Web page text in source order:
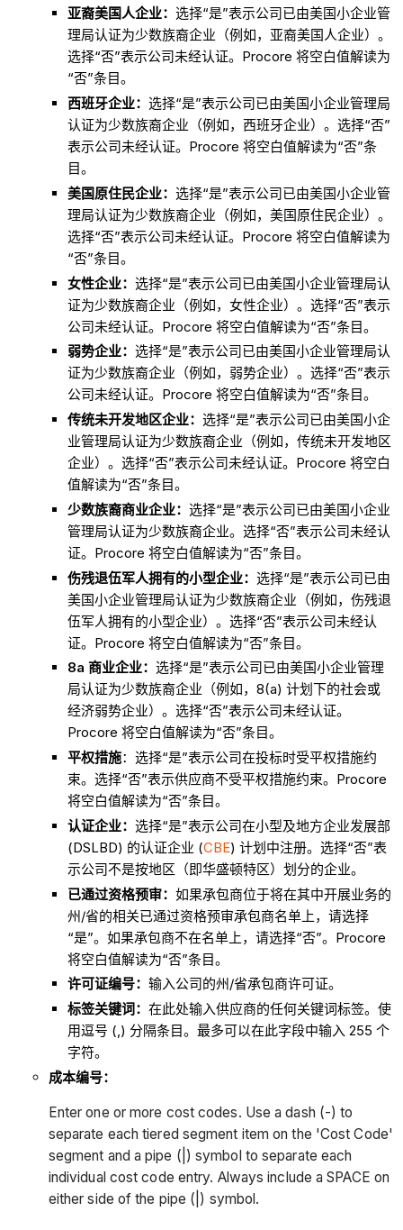
亚裔美国人企业： 选择“是”表示公司已由美国小企业管
理局认证为少数族裔企业（例如，亚裔美国人企业）。
选择“否”表示公司未经认证。Procore 将空白值解读为
“否”条目。
西班牙企业： 选择“是”表示公司已由美国小企业管理局
认证为少数族裔企业（例如，西班牙企业）。选择“否”
表示公司未经认证。Procore 将空白值解读为“否”条
目。
美国原住民企业： 选择“是”表示公司已由美国小企业管
理局认证为少数族裔企业（例如，美国原住民企业）。
选择“否”表示公司未经认证。Procore 将空白值解读为
“否”条目。
女性企业： 选择“是”表示公司已由美国小企业管理局认
证为少数族裔企业（例如，女性企业）。选择“否”表示
公司未经认证。Procore 将空白值解读为“否”条目。
弱势企业： 选择“是”表示公司已由美国小企业管理局认
证为少数族裔企业（例如，弱势企业）。选择“否”表示
公司未经认证。Procore 将空白值解读为“否”条目。
传统未开发地区企业： 选择“是”表示公司已由美国小企
业管理局认证为少数族裔企业（例如，传统未开发地区
企业）。选择“否”表示公司未经认证。Procore 将空白
值解读为“否”条目。
少数族裔商业企业： 选择“是”表示公司已由美国小企业
管理局认证为少数族裔企业。选择“否”表示公司未经认
证。Procore 将空白值解读为“否”条目。
伤残退伍军人拥有的小型企业： 选择“是”表示公司已由
美国小企业管理局认证为少数族裔企业（例如，伤残退
伍军人拥有的小型企业）。选择“否”表示公司未经认
证。Procore 将空白值解读为“否”条目。
8a 商业企业： 选择“是”表示公司已由美国小企业管理
局认证为少数族裔企业（例如，8(a) 计划下的社会或
经济弱势企业）。选择“否”表示公司未经认证。
Procore 将空白值解读为“否”条目。
平权措施：选择“是”表示公司在投标时受平权措施约
束。选择“否”表示供应商不受平权措施约束。Procore
将空白值解读为“否”条目。
认证企业： 选择“是”表示公司在小型及地方企业发展部
(DSLBD) 的认证企业 (CBE) 计划中注册。选择“否”表
示公司不是按地区（即华盛顿特区）划分的企业。
已通过资格预审： 如果承包商位于将在其中开展业务的
州/省的相关已通过资格预审承包商名单上，请选择
“是”。如果承包商不在名单上，请选择“否”。Procore
将空白值解读为“否”条目。
许可证编号： 输入公司的州/省承包商许可证。
标签关键词： 在此处输入供应商的任何关键词标签。使
用逗号 (,) 分隔条目。最多可以在此字段中输入 255 个
字符。
成本编号：
Enter one or more cost codes. Use a dash (-) to
separate each tiered segment item on the 'Cost Code'
segment and a pipe (|) symbol to separate each
individual cost code entry. Always include a SPACE on
either side of the pipe (|) symbol.